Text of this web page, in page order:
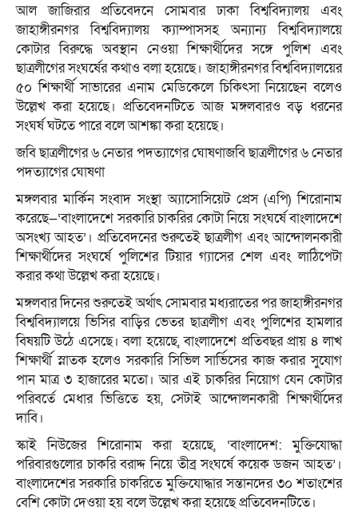
আল জাজিরার প্রতিবেদনে সোমবার ঢাকা বিশ্ববিদ্যালয় এবং
জাহাঙ্গীরনগর বিশ্ববিদ্যালয় ক্যাম্পাসসহ অন্যান্য বিশ্ববিদ্যালয়ে
কোটার বিরুদ্ধে অবস্থান নেওয়া শিক্ষার্থীদের সঙ্গে পুলিশ এবং
ছাত্রলীগের সংঘর্ষের কথাও বলা হয়েছে। জাহাঙ্গীরনগর বিশ্ববিদ্যালয়ের
৫০ শিক্ষার্থী সাভারের এনাম মেডিকেলে চিকিৎসা নিয়েছেন বলেও
উল্লেখ করা হয়েছে। প্রতিবেদনটিতে আজ মঙ্গলবারও বড় ধরনের
সংঘর্ষ ঘটতে পারে বলে আশঙ্কা করা হয়েছে।
জবি ছাত্রলীগের ৬ নেতার পদত্যাগের ঘোষণাজবি ছাত্রলীগের ৬ নেতার
পদত্যাগের ঘোষণা
মঙ্গলবার মার্কিন সংবাদ সংস্থা অ্যাসোসিয়েট প্রেস (এপি) শিরোনাম
করেছে—‘বাংলাদেশে সরকারি চাকরির কোটা নিয়ে সংঘর্ষে বাংলাদেশে
অসংখ্য আহত’। প্রতিবেদনের শুরুতেই ছাত্রলীগ এবং আন্দোলনকারী
শিক্ষার্থীদের সংঘর্ষে পুলিশের টিয়ার গ্যাসের শেল এবং লাঠিপেটা
করার কথা উল্লেখ করা হয়েছে।
মঙ্গলবার দিনের শুরুতেই অর্থাৎ সোমবার মধ্যরাতের পর জাহাঙ্গীরনগর
বিশ্ববিদ্যালয়ে ভিসির বাড়ির ভেতর ছাত্রলীগ এবং পুলিশের হামলার
বিষয়টি উঠে এসেছে। বলা হয়েছে, বাংলাদেশে প্রতিবছর প্রায় ৪ লাখ
শিক্ষার্থী স্নাতক হলেও সরকারি সিভিল সার্ভিসের কাজ করার সুযোগ
পান মাত্র ৩ হাজারের মতো। আর এই চাকরির নিয়োগ যেন কোটার
পরিবর্তে মেধার ভিত্তিতে হয়, সেটাই আন্দোলনকারী শিক্ষার্থীদের
দাবি।
স্কাই নিউজের শিরোনাম করা হয়েছে, ‘বাংলাদেশ: মুক্তিযোদ্ধা
পরিবারগুলোর চাকরি বরাদ্দ নিয়ে তীব্র সংঘর্ষে কয়েক ডজন আহত’।
বাংলাদেশের সরকারি চাকরিতে মুক্তিযোদ্ধার সন্তানদের ৩০ শতাংশের
বেশি কোটা দেওয়া হয় বলে উল্লেখ করা হয়েছে প্রতিবেদনটিতে।